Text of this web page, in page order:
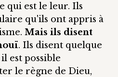
qui est le leur. Ils
qu'ils ont appris à
Mais ils disent
. Ils disent quelque
est possible
le règne de Dieu,